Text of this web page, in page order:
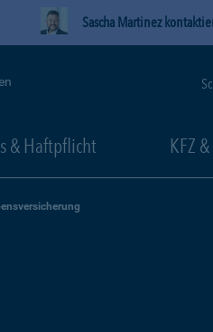
Sascha Martinez
& Haftpflicht KFZ